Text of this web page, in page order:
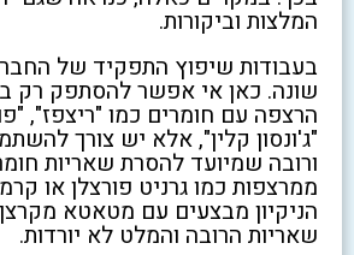
המלצות וביקורות.
בעבודות שיפוץ התפקיד של
שונה. כאן אי אפשר להסתפק רק
הרצפה עם חומרים כמו "ריצפז",
"ג'ונסון קלין", אלא יש צורך
ורובה שמיועד להסרת שאריות
ממרצפות כמו גרניט פורצלן או
הניקיון מבצעים עם מטאטא
שאריות הרובה והמלט לא יורדות.